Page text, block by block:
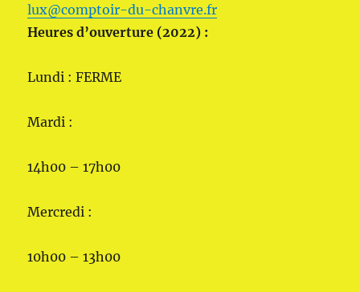
lux@comptoir-du-chanvre.fr
Heures d’ouverture (2022) :
Lundi : FERME
Mardi :
14h00 – 17h00
Mercredi :
10h00 – 13h00